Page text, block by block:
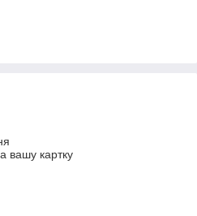
вашу картку